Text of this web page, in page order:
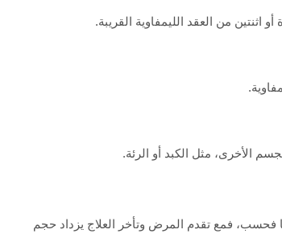
من العقد الليمفاوية القريبة.
الأخرى، مثل الكبد أو الرئة.
فمع تقدم المرض وتأخر العلاج يزداد حجم